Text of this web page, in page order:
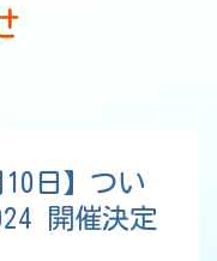
10日】つい
開催決定